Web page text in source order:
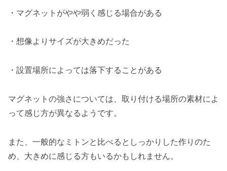
山崎実業 tower マグネットシリコーン鍋つかみ
マグネットで浮かせて収納できる
厚みのある設計でしっかり断熱
山崎実業 tower マグネットシリコーン鍋つかみ
・マグネットがやや弱く感じる場合がある
・想像よりサイズが大きめだった
・設置場所によっては落下することがある
マグネットの強さについては、取り付ける場所の素材によ
って感じ方が異なるようです。
また、一般的なミトンと比べるとしっかりした作りのた
め、大きめに感じる方もいるかもしれません。